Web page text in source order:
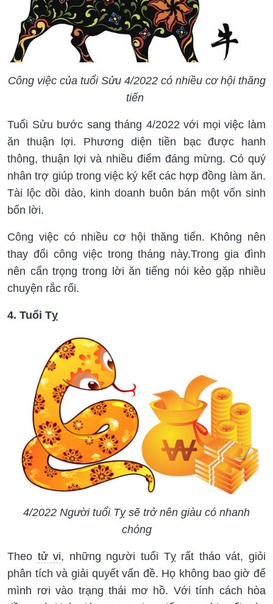
Công việc của tuổi Sửu 4/2022 có nhiều cơ hội thăng
tiến
Tuổi Sửu bước sang tháng 4/2022 với mọi việc làm
ăn thuận lợi. Phương diện tiền bạc được hanh
thông, thuận lợi và nhiều điểm đáng mừng. Có quý
nhân trợ giúp trong việc ký kết các hợp đồng làm ăn.
Tài lộc dồi dào, kinh doanh buôn bán một vốn sinh
bốn lời.
Công việc có nhiều cơ hội thăng tiến. Không nên
thay đổi công việc trong tháng này.Trong gia đình
nên cẩn trọng trong lời ăn tiếng nói kẻo gặp nhiều
chuyện rắc rối.
4. Tuổi Tỵ
4/2022 Người tuổi Tỵ sẽ trở nên giàu có nhanh
chóng
Theo tử vi, những người tuổi Tỵ rất tháo vát, giỏi
phân tích và giải quyết vấn đề. Họ không bao giờ để
mình rơi vào trạng thái mơ hồ. Với tính cách hòa